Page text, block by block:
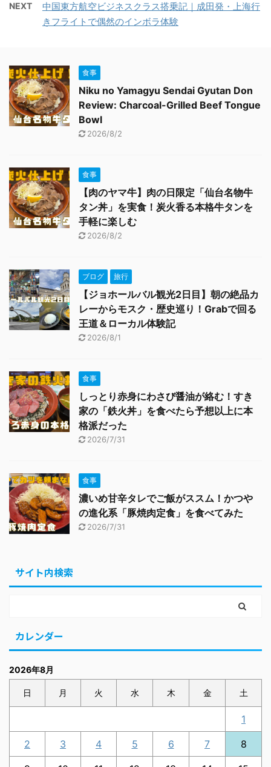
NEXT
中国東方航空ビジネスクラス搭乗記｜成田発・上海行
きフライトで偶然のインボラ体験
食事
Niku no Yamagyu Sendai Gyutan Don
Review: Charcoal-Grilled Beef Tongue
Bowl
2026/8/2
食事
【肉のヤマ牛】肉の日限定「仙台名物牛
タン丼」を実食！炭火香る本格牛タンを
手軽に楽しむ
2026/8/2
ブログ 旅行
【ジョホールバル観光2日目】朝の絶品カ
レーからモスク・歴史巡り！Grabで回る
王道＆ローカル体験記
2026/8/1
食事
しっとり赤身にわさび醤油が絡む！すき
家の「鉄火丼」を食べたら予想以上に本
格派だった
2026/7/31
食事
濃いめ甘辛タレでご飯がススム！かつや
の進化系「豚焼肉定食」を食べてみた
2026/7/31
サイト内検索
カレンダー
2026年8月
日 月 火 水 木 金 土
1
2 3 4 5 6 7 8